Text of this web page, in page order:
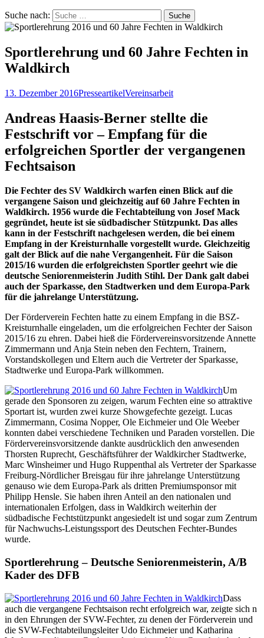
Suche nach:
Sportlerehrung und 60 Jahre Fechten in
Waldkirch
13. Dezember 2016PresseartikelVereinsarbeit
Andreas Haasis-Berner stellte die
Festschrift vor – Empfang für die
erfolgreichen Sportler der vergangenen
Fechtsaison
Die Fechter des SV Waldkirch warfen einen Blick auf die
vergangene Saison und gleichzeitig auf 60 Jahre Fechten in
Waldkirch. 1956 wurde die Fechtabteilung von Josef Mack
gegründet, heute ist sie südbadischer Stützpunkt. Das alles
kann in der Festschrift nachgelesen werden, die bei einem
Empfang in der Kreisturnhalle vorgestellt wurde. Gleichzeitig
galt der Blick auf die nahe Vergangenheit. Für die Saison
2015/16 wurden die erfolgreichsten Sportler geehrt wie die
deutsche Seniorenmeisterin Judith Stihl. Der Dank galt dabei
auch der Sparkasse, den Stadtwerken und dem Europa-Park
für die jahrelange Unterstützung.
Der Förderverein Fechten hatte zu einem Empfang in die BSZ-
Kreisturnhalle eingeladen, um die erfolgreichen Fechter der Saison
2015/16 zu ehren. Dabei hieß die Fördervereinsvorsitzende Annette
Zimmermann und Anja Stein neben den Fechtern, Trainern,
Vorstandskollegen und Eltern auch die Vertreter der Sparkasse,
Stadtwerke und Europa-Park willkommen.
Um
gerade den Sponsoren zu zeigen, warum Fechten eine so attraktive
Sportart ist, wurden zwei kurze Showgefechte gezeigt. Lucas
Zimmermann, Cosima Nopper, Ole Eichmeier und Ole Weeber
konnten dabei verschiedene Techniken und Paraden vorstellen. Die
Fördervereinsvorsitzende dankte ausdrücklich den anwesenden
Thorsten Ruprecht, Geschäftsführer der Waldkircher Stadtwerke,
Marc Winsheimer und Hugo Ruppenthal als Vertreter der Sparkasse
Freiburg-Nördlicher Breisgau für ihre jahrelange Unterstützung
genauso wie dem Europa-Park als dritten Premiumsponsor mit
Philipp Hensle. Sie haben ihren Anteil an den nationalen und
internationalen Erfolgen, dass in Waldkirch weiterhin der
südbadische Fechtstützpunkt angesiedelt ist und sogar zum Zentrum
für Nachwuchs-Leistungssport des Deutschen Fechter-Bundes
wurde.
Sportlerehrung – Deutsche Seniorenmeisterin, A/B
Kader des DFB
Dass
auch die vergangene Fechtsaison recht erfolgreich war, zeigte sich n
in den Ehrungen der SVW-Fechter, zu denen der Förderverein und
die SVW-Fechtabteilungsleiter Udo Eichmeier und Katharina